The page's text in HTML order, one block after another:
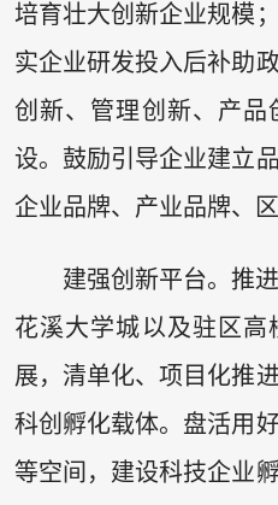
培育壮大创新企业规模
实企业研发投入后补助
创新、管理创新、产品
设。鼓励引导企业建立
企业品牌、产业品牌、区
建强创新平台。推
花溪大学城以及驻区
展，清单化、项目化推
科创孵化载体。盘活用
等空间，建设科技企业